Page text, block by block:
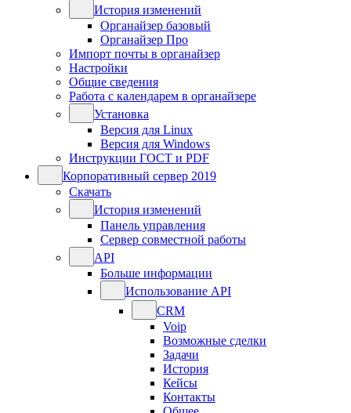
История изменений
Органайзер базовый
Органайзер Про
Импорт почты в органайзер
Настройки
Общие сведения
Работа с календарем в органайзере
Установка
Версия для Linux
Версия для Windows
Инструкции ГОСТ и PDF
Корпоративный сервер 2019
Скачать
История изменений
Панель управления
Сервер совместной работы
API
Больше информации
Использование API
CRM
Voip
Возможные сделки
Задачи
История
Кейсы
Контакты